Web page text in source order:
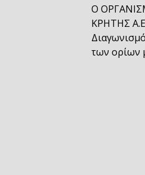
Ο
ΚΡΗΤΗΣ
των ορίων